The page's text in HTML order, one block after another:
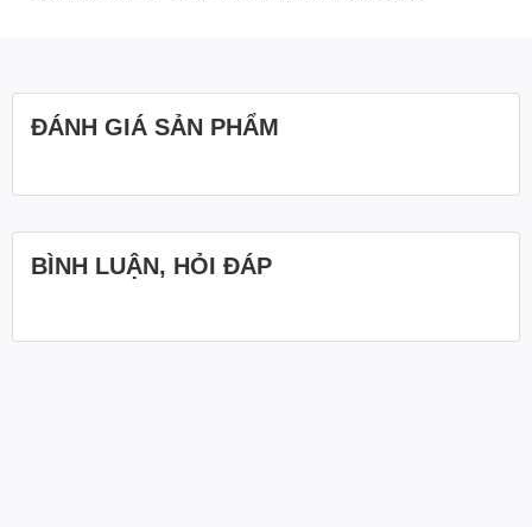
ĐÁNH GIÁ SẢN PHẨM
BÌNH LUẬN, HỎI ĐÁP